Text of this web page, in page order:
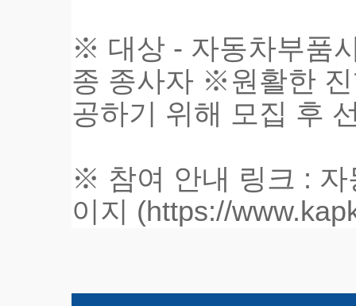
※ 대상 - 자동차부품
종 종사자 ※원활한
공하기 위해 모집 후
※ 참여 안내 링크 : 자
이지 (https://